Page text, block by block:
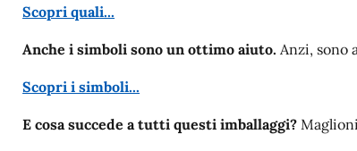
Scopri quali...
Anche i simboli sono un ottimo aiuto. Anzi, sono
Scopri i simboli...
E cosa succede a tutti questi imballaggi?